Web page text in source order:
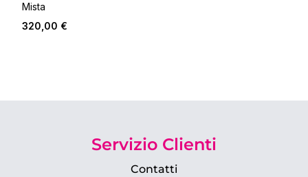
Mista
320,00 €
Servizio Clienti
Contatti